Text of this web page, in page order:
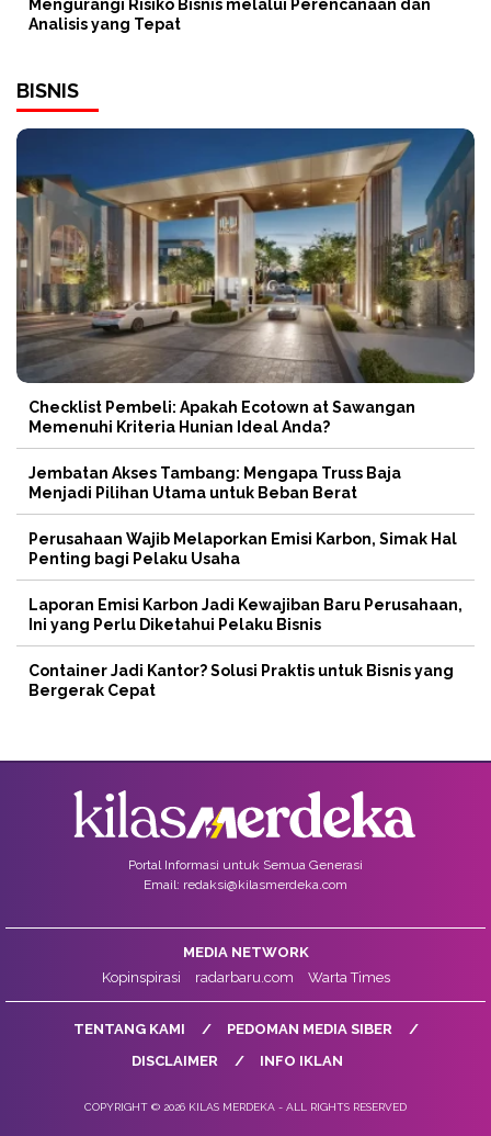
Mengurangi Risiko Bisnis melalui Perencanaan dan
Analisis yang Tepat
BISNIS
Checklist Pembeli: Apakah Ecotown at Sawangan
Memenuhi Kriteria Hunian Ideal Anda?
Jembatan Akses Tambang: Mengapa Truss Baja
Menjadi Pilihan Utama untuk Beban Berat
Perusahaan Wajib Melaporkan Emisi Karbon, Simak Hal
Penting bagi Pelaku Usaha
Laporan Emisi Karbon Jadi Kewajiban Baru Perusahaan,
Ini yang Perlu Diketahui Pelaku Bisnis
Container Jadi Kantor? Solusi Praktis untuk Bisnis yang
Bergerak Cepat
Portal Informasi untuk Semua Generasi
Email: redaksi@kilasmerdeka.com
MEDIA NETWORK
Kopinspirasi
radarbaru.com Warta Times
TENTANG KAMI
PEDOMAN MEDIA SIBER
DISCLAIMER
INFO IKLAN
COPYRIGHT © 2026 KILAS MERDEKA - ALL RIGHTS RESERVED